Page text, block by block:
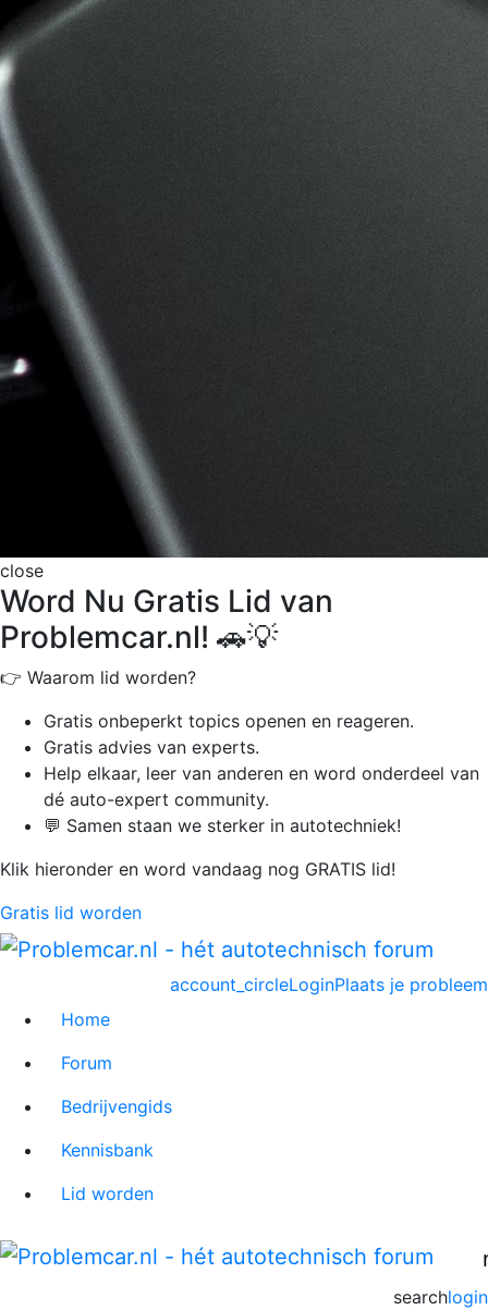
close
Word Nu Gratis Lid van
Problemcar.nl! 🚗💡
👉 Waarom lid worden?
Gratis onbeperkt topics openen en reageren.
Gratis advies van experts.
Help elkaar, leer van anderen en word onderdeel van
dé auto-expert community.
💬 Samen staan we sterker in autotechniek!
Klik hieronder en word vandaag nog GRATIS lid!
Gratis lid worden
Plaats je probleem
account_circleLogin
Home
Forum
Bedrijvengids
Kennisbank
Lid worden
login
search